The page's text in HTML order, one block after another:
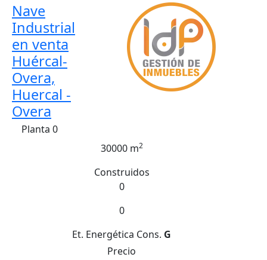
Nave
Industrial
en venta
Huércal-
Overa,
Huercal -
Overa
Planta 0
30000 m2
Construidos
0
0
Et. Energética Cons. G
Precio